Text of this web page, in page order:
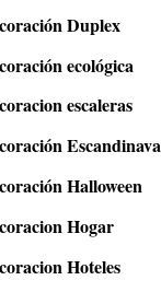
Duplex
ecológica
escaleras
Escandinava
Halloween
Hogar
Hoteles